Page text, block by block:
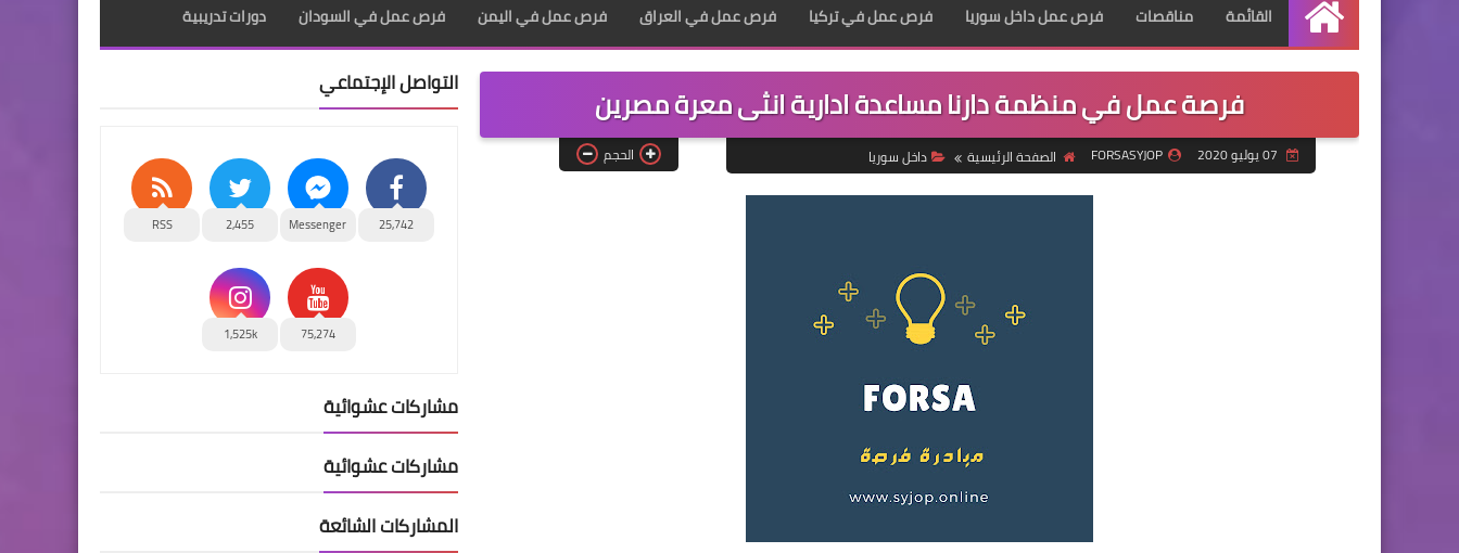
الرئيسية
القائمة مناقصات فرص عمل داخل سوريا فرص عمل في تركيا فرص عمل في العراق فرص عمل في اليمن فرص عمل في السودان دورات تدريبية
فرصة عمل في منظمة دارنا مساعدة ادارية انثى معرة مصرين
FORSASYJOP الصفحة الرئيسية داخل سوريا الحجم
التواصل الإجتماعي
25,742
Messenger
2,455
RSS
75,274
1,525k
مشاركات عشوائية
مشاركات عشوائية
المشاركات الشائعة